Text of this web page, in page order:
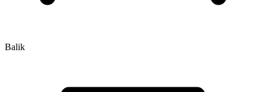
Balik